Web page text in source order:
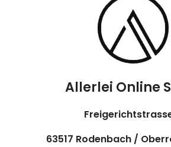
Allerlei Online
63517 Rodenbach /